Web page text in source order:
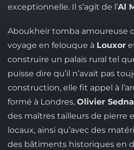
exceptionnelle. Il s’agit de l’Al
Aboukheir tomba amoureuse
voyage en felouque à Louxor
construire un palais rural tel
puisse dire qu’il n’avait pas
construction, elle fit appel à
formé à Londres, Olivier
des maîtres tailleurs de pierre
locaux, ainsi qu’avec des
des bâtiments historiques en